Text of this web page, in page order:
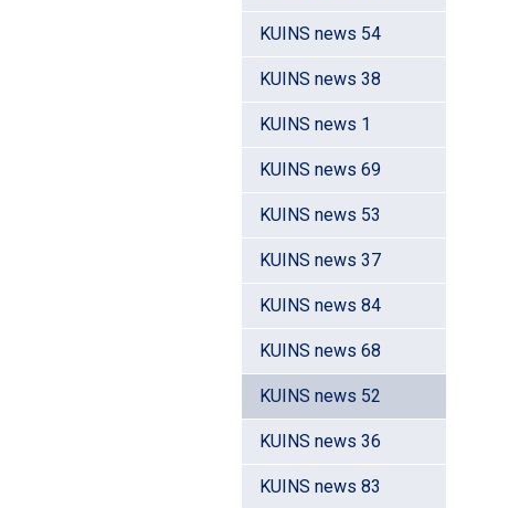
KUINS news 54
KUINS news 38
KUINS news 1
KUINS news 69
KUINS news 53
KUINS news 37
KUINS news 84
KUINS news 68
KUINS news 52
KUINS news 36
KUINS news 83